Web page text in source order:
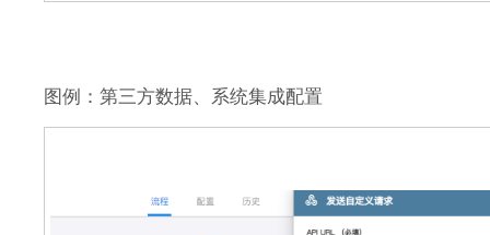
图例：第三方数据、系统集成配置